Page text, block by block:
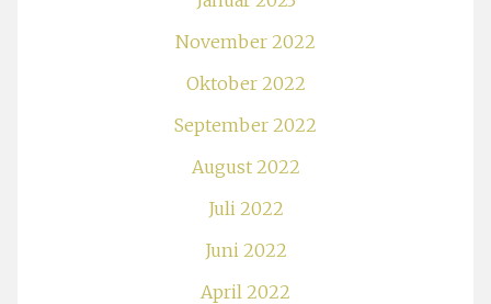
November 2022
Oktober 2022
September 2022
August 2022
Juli 2022
Juni 2022
April 2022